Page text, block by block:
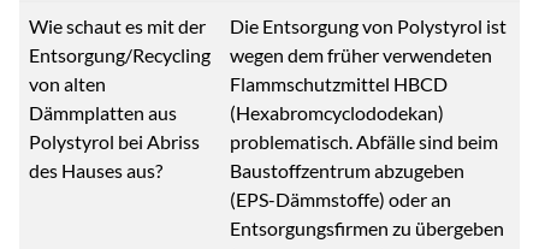
Wie schaut es mit der
Entsorgung/Recycling
von alten
Dämmplatten aus
Polystyrol bei Abriss
des Hauses aus?
Die Entsorgung von Polystyrol ist
wegen dem früher verwendeten
Flammschutzmittel HBCD
(Hexabromcyclododekan)
problematisch. Abfälle sind beim
Baustoffzentrum abzugeben
(EPS-Dämmstoffe) oder an
Entsorgungsfirmen zu übergeben